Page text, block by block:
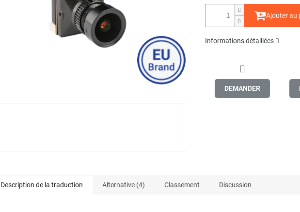
Ajouter au
Informations détaillées
DEMANDER
Description de la traduction Alternative (4) Classement Discussion